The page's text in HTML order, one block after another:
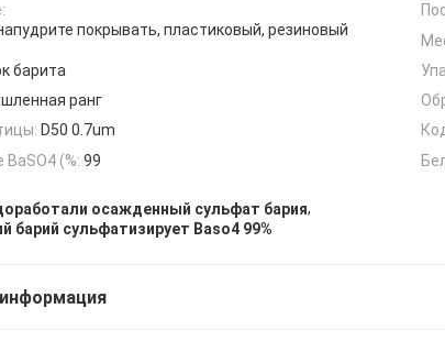
покрывать, пластиковый, резиновый
барита
ранг
D50 0.7um
(%: 99
осажденный сульфат бария,
барий сульфатизирует Baso4 99%